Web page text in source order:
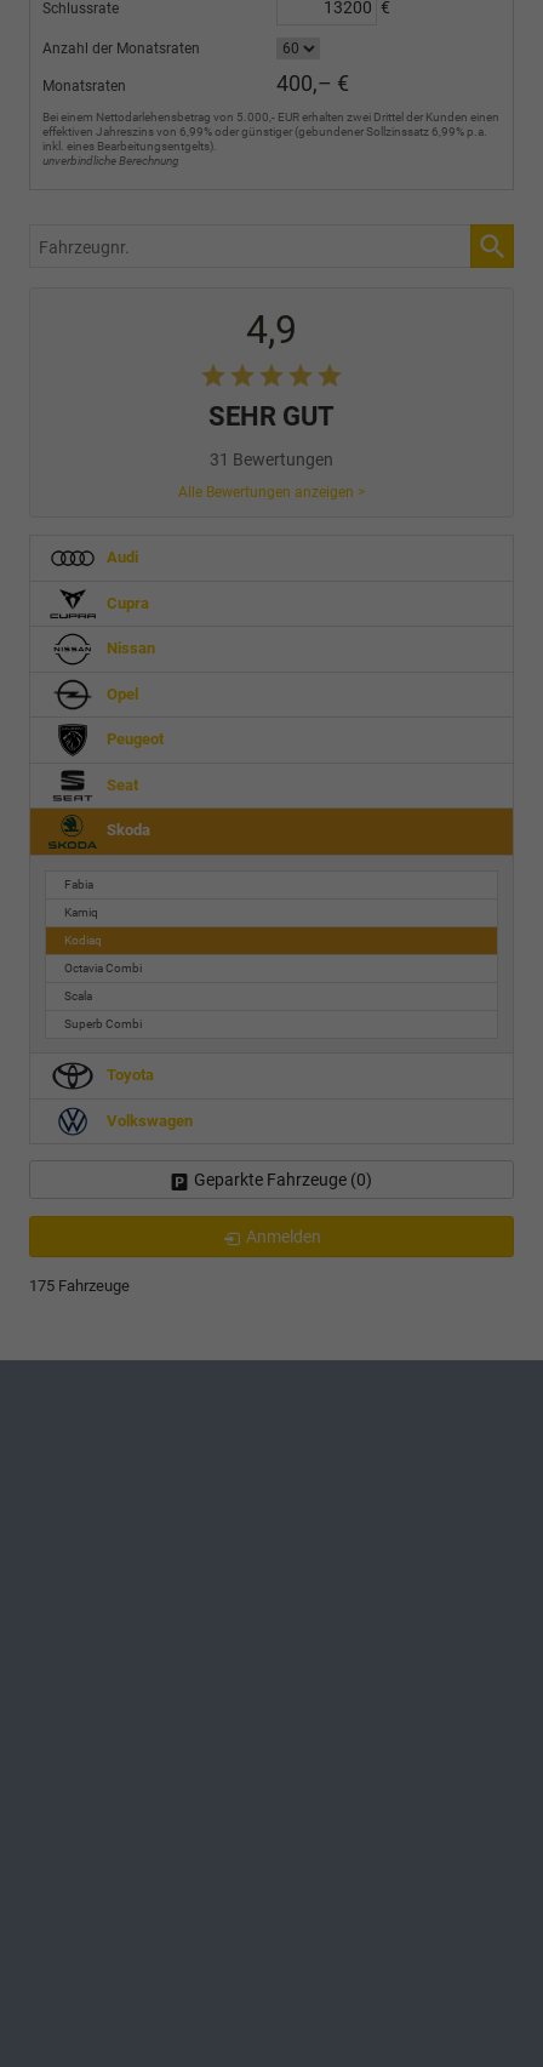
Schlussrate €
Anzahl der Monatsraten
Monatsraten 400,– €
Bei einem Nettodarlehensbetrag von 5.000,- EUR erhalten zwei Drittel der Kunden einen
effektiven Jahreszins von 6,99% oder günstiger (gebundener Sollzinssatz 6,99% p.a.
inkl. eines Bearbeitungsentgelts).
unverbindliche Berechnung
Fahrzeugnr.
4,9
SEHR GUT
31 Bewertungen
Alle Bewertungen anzeigen >
Audi
Cupra
Nissan
Opel
Peugeot
Seat
Skoda
Fabia
Kamiq
Kodiaq
Octavia Combi
Scala
Superb Combi
Toyota
Volkswagen
Geparkte Fahrzeuge (0)
Anmelden
175 Fahrzeuge